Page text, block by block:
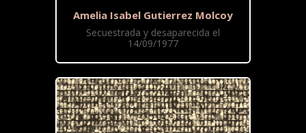
Amelia Isabel Gutierrez Molcoy
Secuestrada y desaparecida el
14/09/1977